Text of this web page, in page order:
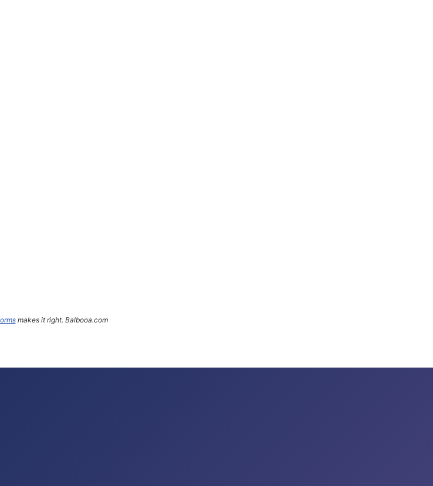
makes it right. Balbooa.com